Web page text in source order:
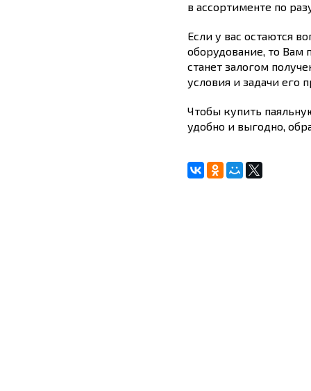
в ассортименте по
Если у вас остаются
оборудование, то Вам
станет залогом
условия и задачи его
Чтобы купить
удобно и выгодно,